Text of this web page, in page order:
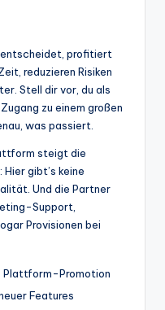
entscheidet, profitiert
reduzieren Risiken
Stell dir vor, du als
zu einem großen
was passiert.
steigt die
gibt’s keine
Und die Partner
Support,
Provisionen bei
Plattform-Promotion
Features